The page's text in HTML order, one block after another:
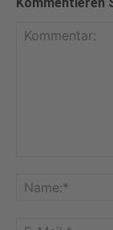
Kommentieren